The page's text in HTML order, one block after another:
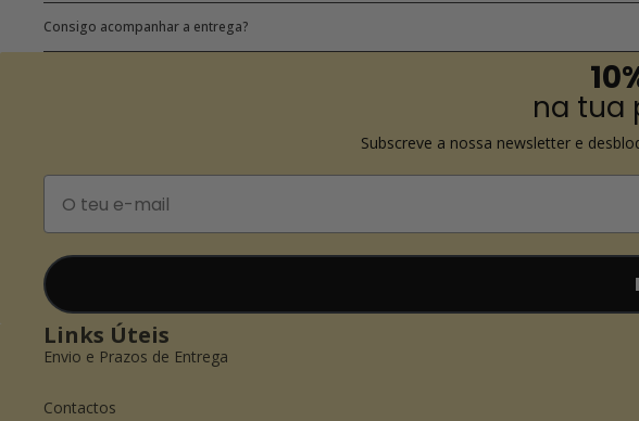
Consigo acompanhar a entrega?
na tua
Subscreve a nossa newsletter e
Links Úteis
Envio e Prazos de Entrega
Contactos